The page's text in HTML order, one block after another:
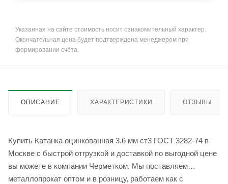
Указанная на сайте стоимость носит ознакомительный характер.
Окончательная цена будет подтверждена менеджером при
формировании счёта.
ОПИСАНИЕ ХАРАКТЕРИСТИКИ ОТЗЫВЫ
Купить Катанка оцинкованная 3.6 мм ст3 ГОСТ 3282-74 в
Москве с быстрой отгрузкой и доставкой по выгодной цене
вы можете в компании Черметком. Мы поставляем
металлопрокат оптом и в розницу, работаем как с